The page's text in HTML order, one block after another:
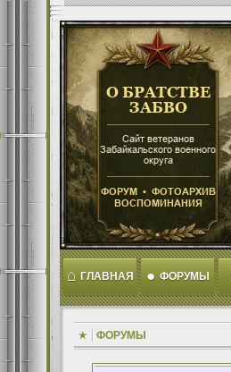
⌂ ГЛАВНАЯ ● ФОРУМЫ
ФОРУМЫ